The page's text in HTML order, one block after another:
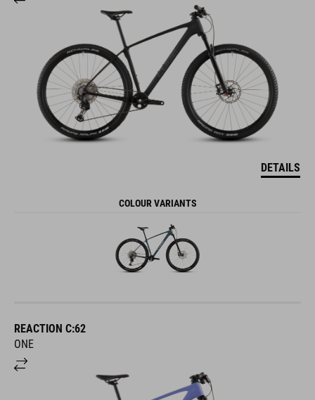
DETAILS
COLOUR VARIANTS
REACTION C:62
ONE